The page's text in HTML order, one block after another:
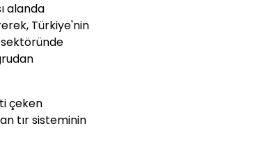
alanda
Türkiye'nin
sektöründe
çeken
tır sisteminin